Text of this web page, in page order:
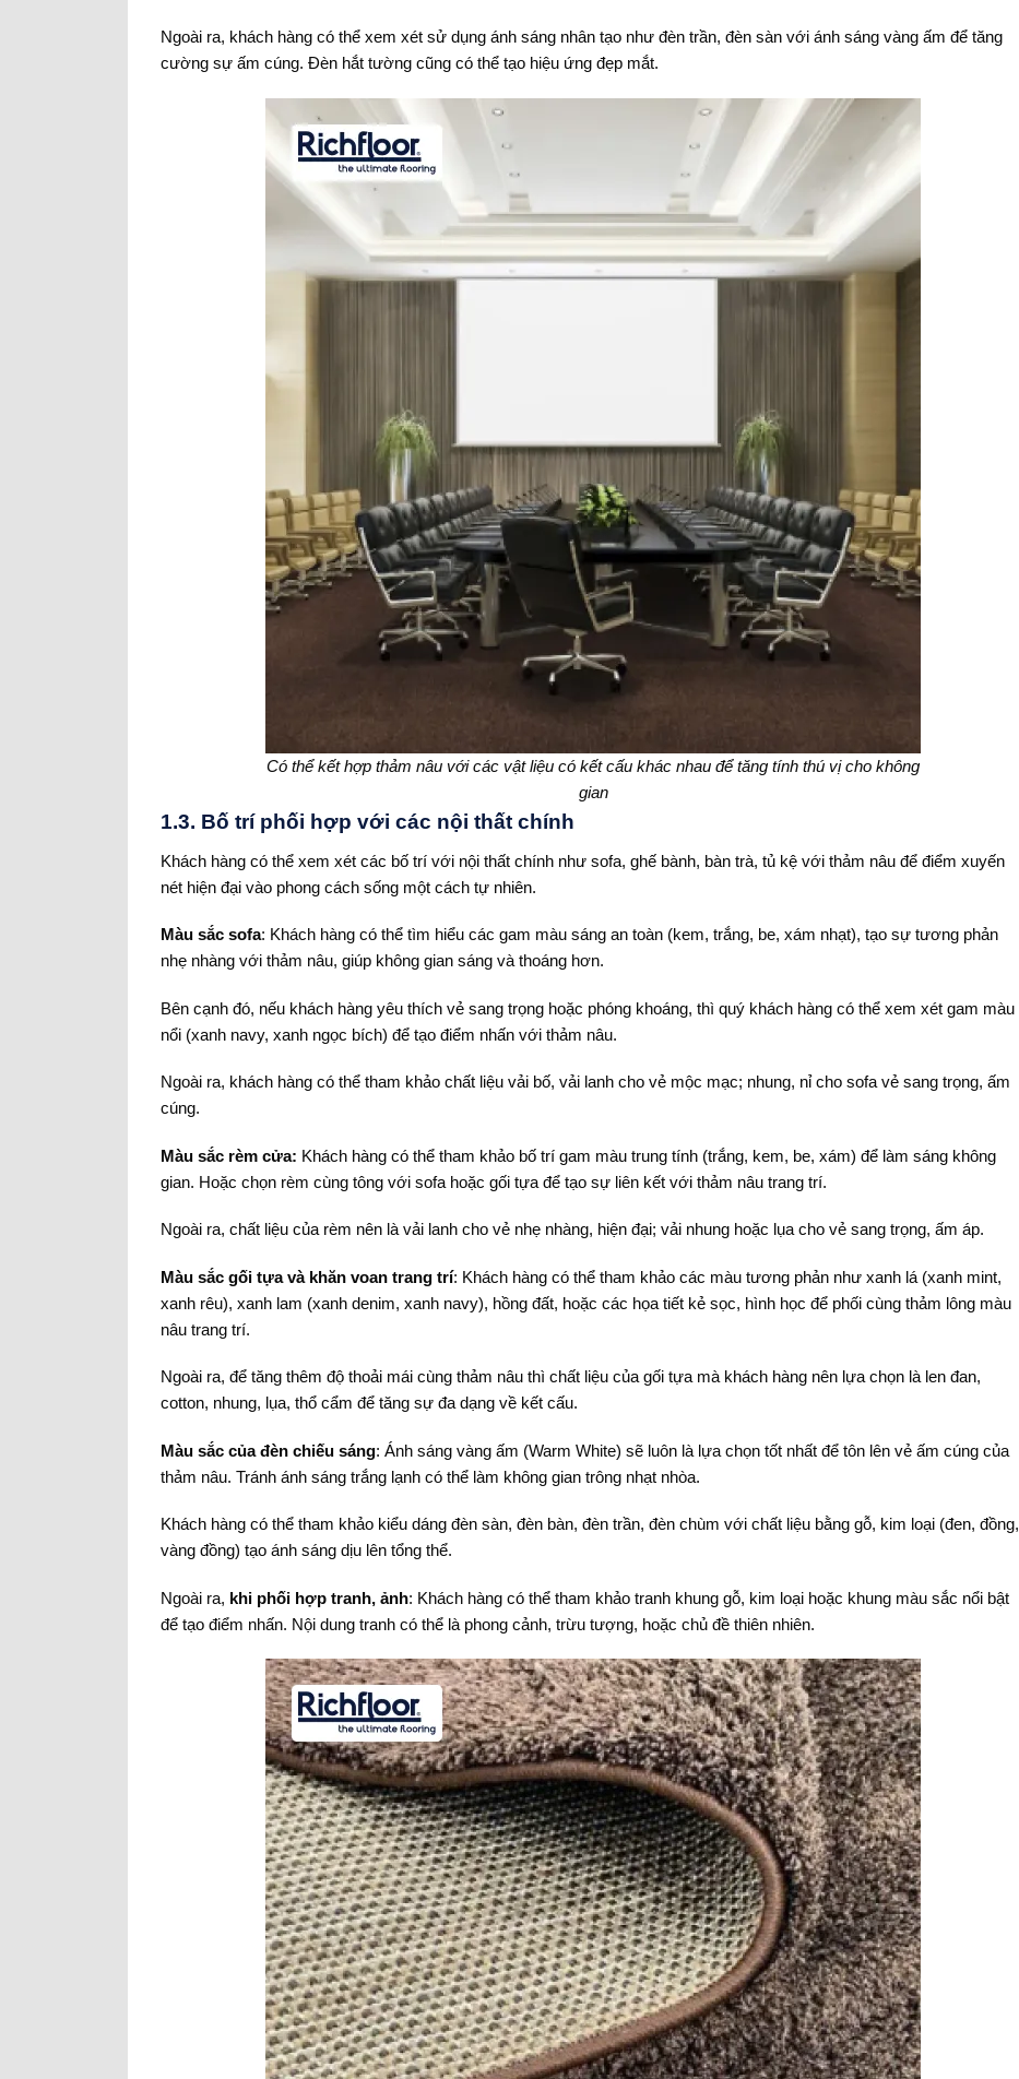
Ngoài ra, khách hàng có thể xem xét sử dụng ánh sáng nhân tạo như đèn trần, đèn sàn với ánh sáng vàng ấm để tăng
cường sự ấm cúng. Đèn hắt tường cũng có thể tạo hiệu ứng đẹp mắt.
Có thể kết hợp thảm nâu với các vật liệu có kết cấu khác nhau để tăng tính thú vị cho không
gian
1.3. Bố trí phối hợp với các nội thất chính
Khách hàng có thể xem xét các bố trí với nội thất chính như sofa, ghế bành, bàn trà, tủ kệ với thảm nâu để điểm xuyến
nét hiện đại vào phong cách sống một cách tự nhiên.
Màu sắc sofa: Khách hàng có thể tìm hiểu các gam màu sáng an toàn (kem, trắng, be, xám nhạt), tạo sự tương phản
nhẹ nhàng với thảm nâu, giúp không gian sáng và thoáng hơn.
Bên cạnh đó, nếu khách hàng yêu thích vẻ sang trọng hoặc phóng khoáng, thì quý khách hàng có thể xem xét gam màu
nổi (xanh navy, xanh ngọc bích) để tạo điểm nhấn với thảm nâu.
Ngoài ra, khách hàng có thể tham khảo chất liệu vải bố, vải lanh cho vẻ mộc mạc; nhung, nỉ cho sofa vẻ sang trọng, ấm
cúng.
Màu sắc rèm cửa: Khách hàng có thể tham khảo bố trí gam màu trung tính (trắng, kem, be, xám) để làm sáng không
gian. Hoặc chọn rèm cùng tông với sofa hoặc gối tựa để tạo sự liên kết với thảm nâu trang trí.
Ngoài ra, chất liệu của rèm nên là vải lanh cho vẻ nhẹ nhàng, hiện đại; vải nhung hoặc lụa cho vẻ sang trọng, ấm áp.
Màu sắc gối tựa và khăn voan trang trí: Khách hàng có thể tham khảo các màu tương phản như xanh lá (xanh mint,
xanh rêu), xanh lam (xanh denim, xanh navy), hồng đất, hoặc các họa tiết kẻ sọc, hình học để phối cùng thảm lông màu
nâu trang trí.
Ngoài ra, để tăng thêm độ thoải mái cùng thảm nâu thì chất liệu của gối tựa mà khách hàng nên lựa chọn là len đan,
cotton, nhung, lụa, thổ cẩm để tăng sự đa dạng về kết cấu.
Màu sắc của đèn chiếu sáng: Ánh sáng vàng ấm (Warm White) sẽ luôn là lựa chọn tốt nhất để tôn lên vẻ ấm cúng của
thảm nâu. Tránh ánh sáng trắng lạnh có thể làm không gian trông nhạt nhòa.
Khách hàng có thể tham khảo kiểu dáng đèn sàn, đèn bàn, đèn trần, đèn chùm với chất liệu bằng gỗ, kim loại (đen, đồng,
vàng đồng) tạo ánh sáng dịu lên tổng thể.
Ngoài ra, khi phối hợp tranh, ảnh: Khách hàng có thể tham khảo tranh khung gỗ, kim loại hoặc khung màu sắc nổi bật
để tạo điểm nhấn. Nội dung tranh có thể là phong cảnh, trừu tượng, hoặc chủ đề thiên nhiên.